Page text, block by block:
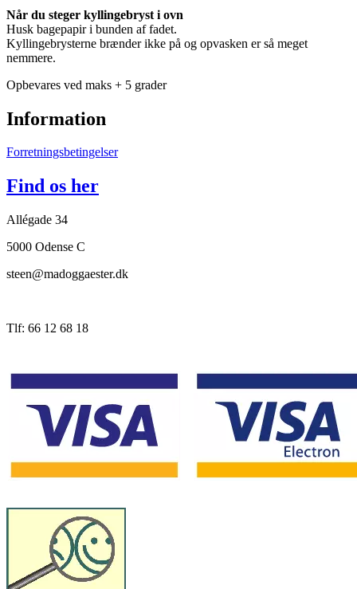
Når du steger kyllingebryst i ovn
Husk bagepapir i bunden af fadet.
Kyllingebrysterne brænder ikke på og opvasken er så meget
nemmere.
Opbevares ved maks + 5 grader
Information
Forretningsbetingelser
Find os her
Allégade 34
5000 Odense C
steen@madoggaester.dk
Tlf: 66 12 68 18